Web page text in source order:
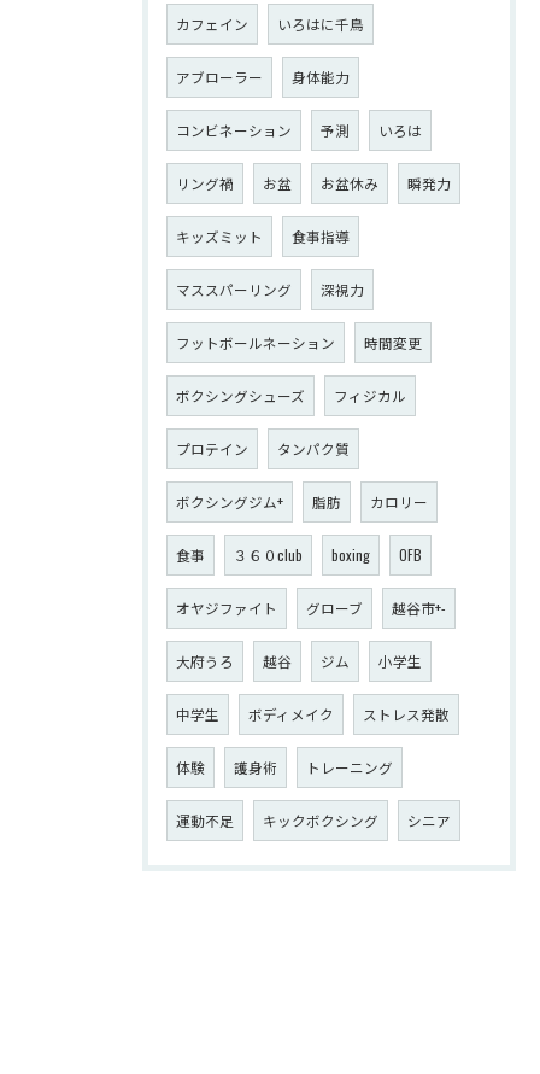
カフェイン いろはに千鳥
アブローラー 身体能力
コンビネーション 予測 いろは
リング禍 お盆 お盆休み 瞬発力
キッズミット 食事指導
マススパーリング 深視力
フットボールネーション 時間変更
ボクシングシューズ フィジカル
プロテイン タンパク質
ボクシングジム+ 脂肪 カロリー
食事 ３６０club boxing OFB
オヤジファイト グローブ 越谷市+-
大府うろ 越谷 ジム 小学生
中学生 ボディメイク ストレス発散
体験 護身術 トレーニング
運動不足 キックボクシング シニア